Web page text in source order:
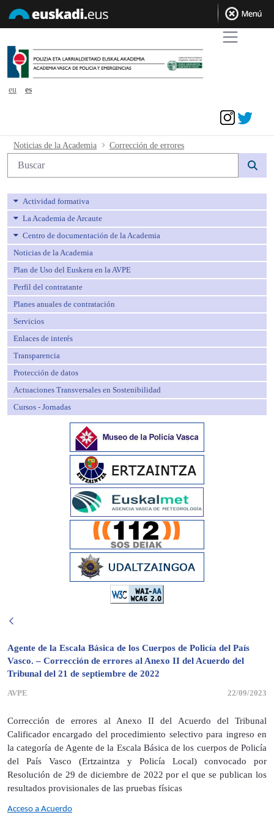
eu
es
Corrección de errores - avpe
Noticias de la Academia Corrección de errores
Búsqueda web
Actividad formativa
La Academia de Arcaute
Centro de documentación de la Academia
Noticias de la Academia
Plan de Uso del Euskera en la AVPE
Perfil del contratante
Planes anuales de contratación
Servicios
Enlaces de interés
Transparencia
Protección de datos
Actuaciones Transversales en Sostenibilidad
Cursos - Jornadas
Agente de la Escala Básica de los Cuerpos de Policía del País
Vasco. – Corrección de errores al Anexo II del Acuerdo del
Tribunal del 21 de septiembre de 2022
AVPE 22/09/2023
Corrección de errores al Anexo II del Acuerdo del Tribunal
Calificador encargado del procedimiento selectivo para ingreso en
la categoría de Agente de la Escala Básica de los cuerpos de Policía
del País Vasco (Ertzaintza y Policía Local) convocado por
Resolución de 29 de diciembre de 2022 por el que se publican los
resultados provisionales de las pruebas físicas
Acceso a Acuerdo